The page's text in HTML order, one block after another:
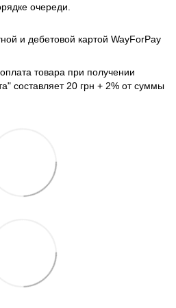
очереди.
и дебетовой картой WayForPay
товара при получении
составляет 20 грн + 2% от суммы